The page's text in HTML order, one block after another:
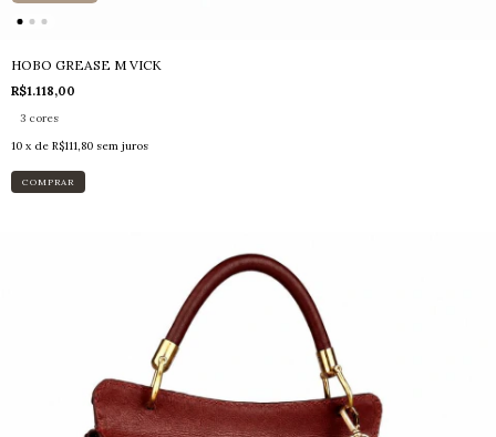
HOBO GREASE M VICK
R$1.118,00
3 cores
10 x de R$111,80 sem juros
COMPRAR